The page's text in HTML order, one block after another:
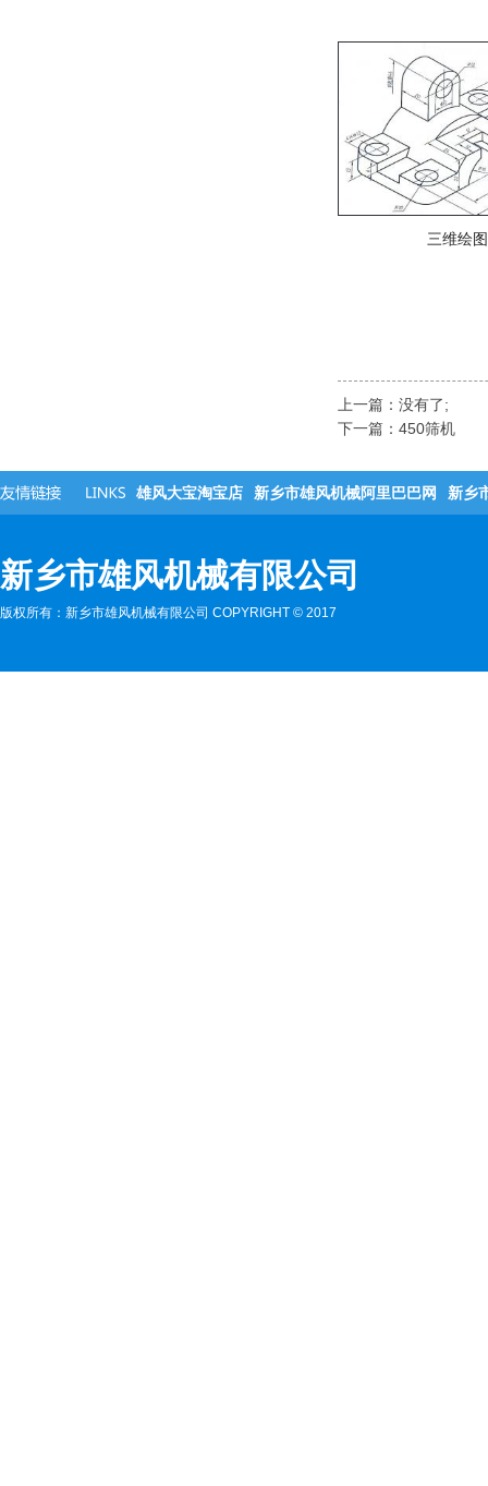
三维绘图
上一篇：没有了;
下一篇： 450筛机
雄风大宝淘宝店 新乡市雄风机械阿里巴巴网 新乡
新乡市雄风机械有限公司
版权所有：新乡市雄风机械有限公司 COPYRIGHT © 2017